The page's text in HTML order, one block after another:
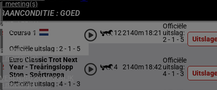
1 meeting(s)
ZUID-AFRIKA
2 meeting(s)
BAHREIN
1 meeting(s)
VERENIGD KONINKRIJK
5 meeting(s)
BAANCONDITIE : GOED
1 Course 1 122140m18:21
Officiële
uitslag:
2 - 1 - 5
Officiële uitslag : 2 - 1 - 5
2
Euro Classic Trot Next
Year - Treåringslopp
Ston - Spårtrappa
4 2140m18:42
Officiële
uitslag:
4 - 1 - 3
Officiële uitslag : 4 - 1 - 3